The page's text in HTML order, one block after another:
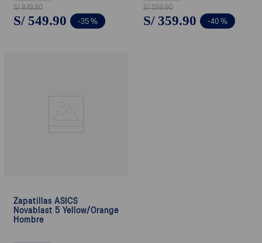
S/ 849.90
S/ 549.90 -35 %
S/ 599.90
S/ 359.90 -40 %
Zapatillas ASICS
Novablast 5 Yellow/Orange
Hombre